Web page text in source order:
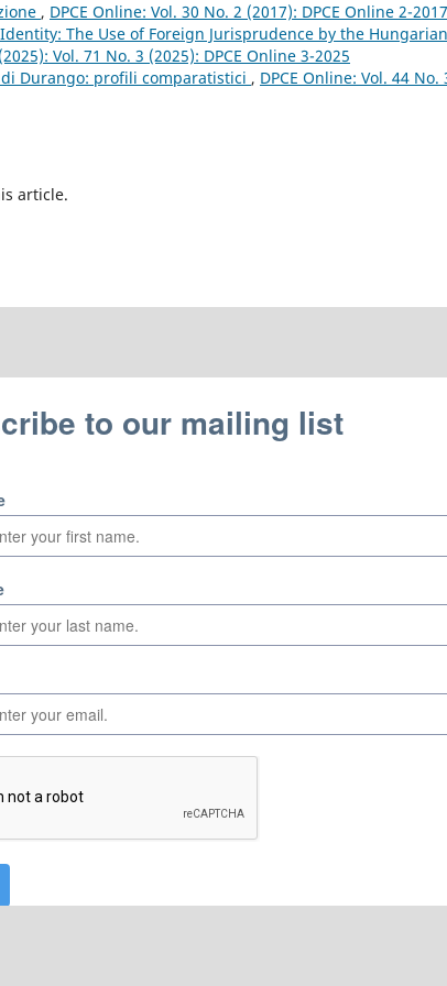
, DPCE Online: Vol. 30 No. 2 (2017): DPCE Online 2-2017
The Use of Foreign Jurisprudence by the Hungarian
Vol. 71 No. 3 (2025): DPCE Online 3-2025
Durango: profili comparatistici , DPCE Online: Vol. 44 No.
article.